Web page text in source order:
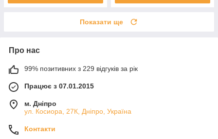
Показати ще
Про нас
99% позитивних з 229 відгуків за рік
Працює з 07.01.2015
м. Дніпро
ул. Косиора, 27К, Дніпро, Україна
Контакти